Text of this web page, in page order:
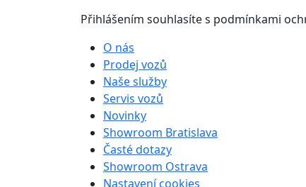
Přihlášením souhlasíte s podmínkami
O nás
Prodej vozů
Naše služby
Servis vozů
Novinky
Showroom Bratislava
Časté dotazy
Showroom Ostrava
Nastavení cookies